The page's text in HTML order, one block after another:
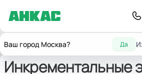
Ваш город Москва? Да
ГлавнаяПромышленные энкодеры
Инкрементальные